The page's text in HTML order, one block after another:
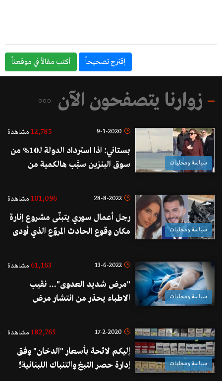
إقترح تصحيحاً أكتب مقالاً في موقعناً
زوارنا يتصفحون الآن
سياسة ومحليات
9-1-2020
12,785 مشاهدة
بستاني: اذا استرداد الدولة لـ10% من
سوق البنزين سبَّب هالكمية من
ونشوف شو رح تخلق مخيلتكم بس
سياسة ومحليات
28-8-2022
101,096 مشاهدة
رجل أعمال سوري يتبنّى مشروع إنارة
مكان وقوع الحادث المروّع الذي أودى
المرعبي: "صدقة جارية عنهما"
سياسة ومحليات
13-6-2022
61,163 مشاهدة
"مرض شديد العدوى"... نقيب
الاطباء يحذر من انتشار مرض
حالة خلال اقل من اسبوع!
سياسة ومحليات
17-2-2020
182,765 مشاهدة
إليكم لائحة بأسعار "الدخان" وفق
إدارة حصر التبغ والتنباك اللبنانية!